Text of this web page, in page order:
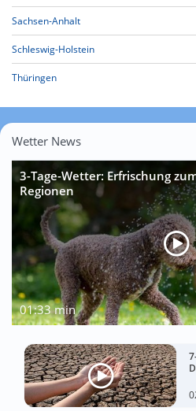
Sachsen-Anhalt
Schleswig-Holstein
Thüringen
Wetter News
3-Tage-Wetter: Erfrischung
Regionen
01:33 min